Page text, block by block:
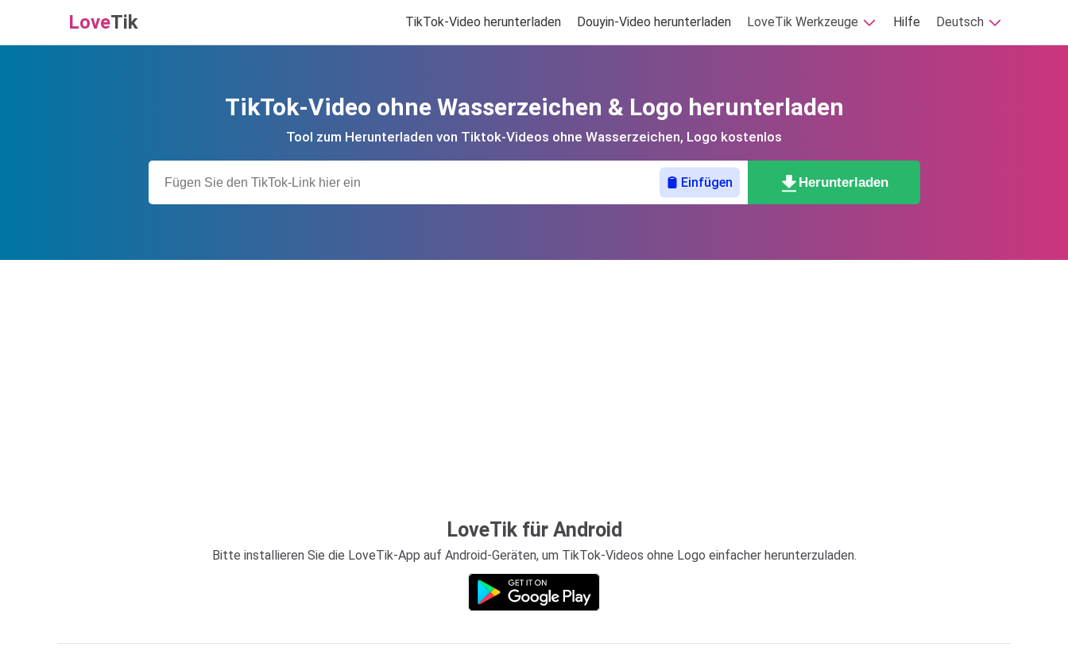
LoveTik TikTok-Video herunterladen Douyin-Video herunterladen LoveTik Werkzeuge Hilfe Deutsch
TikTok-Video ohne Wasserzeichen & Logo herunterladen
Tool zum Herunterladen von Tiktok-Videos ohne Wasserzeichen, Logo kostenlos
Einfügen Herunterladen
LoveTik für Android
Bitte installieren Sie die LoveTik-App auf Android-Geräten, um TikTok-Videos ohne Logo einfacher herunterzuladen.